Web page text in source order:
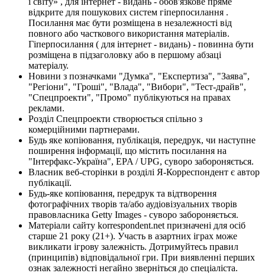
відкрите для пошукових систем гіперпосилання .
Посилання має бути розміщена в незалежності від
повного або часткового використання матеріалів.
Гіперпосилання ( для інтернет - видань) - повинна бути
розміщена в підзаголовку або в першому абзаці
матеріалу.
Новини з позначками "Думка", "Експертиза", "Заява",
"Регіони", "Гроші", "Влада", "Вибори", "Тест-драйв",
"Спецпроекти", "Промо" публікуються на правах
реклами.
Розділ Спецпроекти створюється спільно з
комерційними партнерами.
Будь яке копіювання, публікація, передрук, чи наступне
поширення інформації, що містить посилання на
"Інтерфакс-Україна", EPA / UPG, суворо забороняється.
Власник веб-сторінки в розділі Я-Корреспондент є автор
публікації.
Будь-яке копіювання, передрук та відтворення
фотографічних творів та/або аудіовізуальних творів
правовласника Getty Images - суворо забороняється.
Матеріали сайту korrespondent.net призначені для осіб
старше 21 року (21+). Участь в азартних іграх може
викликати ігрову залежність. Дотримуйтесь правил
(принципів) відповідальної гри. При виявленні перших
ознак залежності негайно зверніться до спеціаліста.